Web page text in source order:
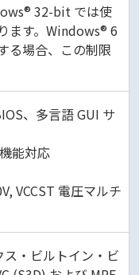
32-bit では使
ます。Windows® 6
る場合、この制限
、多言語 GUI サ
能対応
VCCST 電圧マルチ
・ビルトイン・ビ